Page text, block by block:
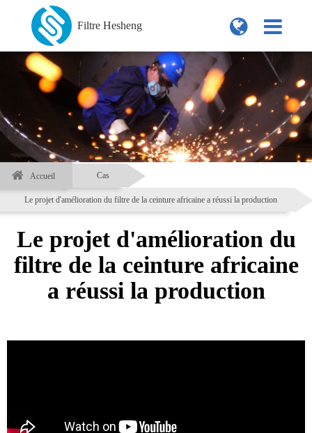
Filtre Hesheng
Accueil Cas
Le projet d'amélioration du filtre de la ceinture africaine a réussi la production
Le projet d'amélioration du
filtre de la ceinture africaine
a réussi la production